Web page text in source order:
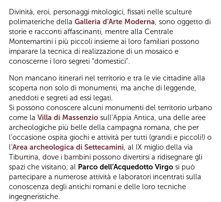
Divinità, eroi, personaggi mitologici, fissati nelle sculture
polimateriche della Galleria d’Arte Moderna, sono oggetto di
storie e racconti affascinanti, mentre alla Centrale
Montemartini i più piccoli insieme ai loro familiari possono
imparare la tecnica di realizzazione di un mosaico e
conoscerne i loro segreti “domestici”.
Non mancano itinerari nel territorio e tra le vie cittadine alla
scoperta non solo di monumenti, ma anche di leggende,
aneddoti e segreti ad essi legati.
Si possono conoscere alcuni monumenti del territorio urbano
come la Villa di Massenzio sull’Appia Antica, una delle aree
archeologiche più belle della campagna romana, che per
l’occasione ospita giochi e attività per tutti (grandi e piccoli!) o
l’Area archeologica di Settecamini, al IX miglio della via
Tiburtina, dove i bambini possono divertirsi a ridisegnare gli
spazi che visitano; al Parco dell’Acquedotto Virgo si può
partecipare a numerose attività e laboratori incentrati sulla
conoscenza degli antichi romani e delle loro tecniche
ingegneristiche.